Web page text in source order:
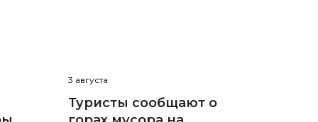
3 августа
Туристы сообщают о